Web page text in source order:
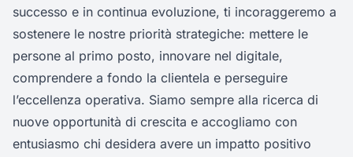
successo e in continua evoluzione, ti incoraggeremo a
sostenere le nostre priorità strategiche: mettere le
persone al primo posto, innovare nel digitale,
comprendere a fondo la clientela e perseguire
l’eccellenza operativa. Siamo sempre alla ricerca di
nuove opportunità di crescita e accogliamo con
entusiasmo chi desidera avere un impatto positivo